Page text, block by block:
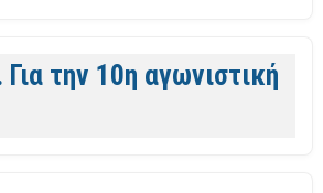
την 10η αγωνιστική